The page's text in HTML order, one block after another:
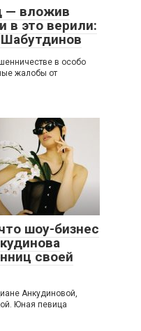
— вложив
в это верили:
в особо
жалобы от
шоу-бизнес
своей
Анкудиновой,
Юная певица